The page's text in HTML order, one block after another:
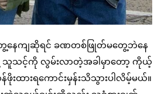
ေကျဆိုရင် ခဏတစ်ဖြုတ်မတွေ့ဘဲနေ
နဲ့ သူသင့်ကို လွမ်းလာတဲ့အခါမှာတော့ ကိုယ့်
ဖိုးထားရကောင်းမှန်းသိသွားပါလိမ့်မယ်။